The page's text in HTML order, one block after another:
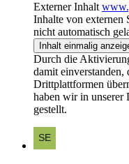
Externer Inhalt
Inhalte von externen
nicht automatisch
Inhalt einmalig
Durch die
damit einverstanden,
Drittplattformen
haben wir in unserer
gestellt.